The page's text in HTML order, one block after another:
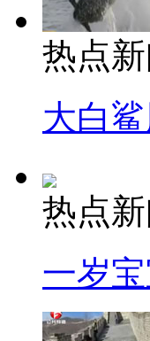
热点
大白
热点
一岁